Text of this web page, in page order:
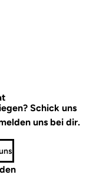
Schick uns
uns bei dir.